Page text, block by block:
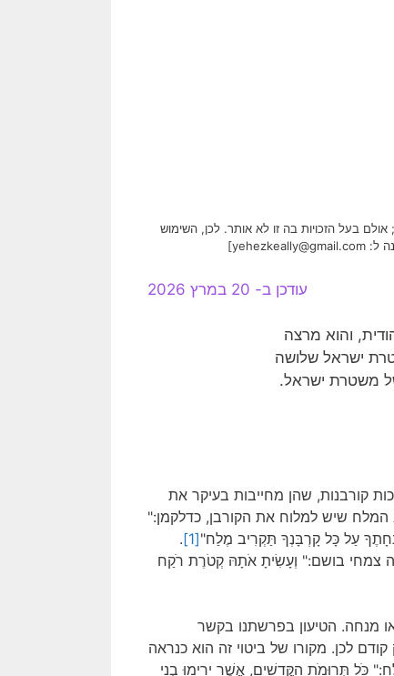
בעל הזכויות בה זו לא אותר. לכן, השימוש
עודכן ב- 20 במרץ 2026
והוא מרצה
ישראל שלושה
של משטרת ישראל.
קורבנות, שהן מחייבות בעיקר את
המלח שיש למלוח את הקורבן, כדלקמן:"
עַל כָּל קָרְבָּנְךָ תַּקְרִיב מֶלַח"[1]
.
צמחי בושם:" וְעָשִׂיתָ אֹתָהּ קְטֹרֶת רֹקַח
מנחה. הטיעון בפרשתנו בקשר
לכן. מקורו של ביטוי זה הוא כנראה
כֹּל תְּרוּמֹת הַקֳּדָשִׁים, אֲשֶׁר יָרִימוּ בְנֵי